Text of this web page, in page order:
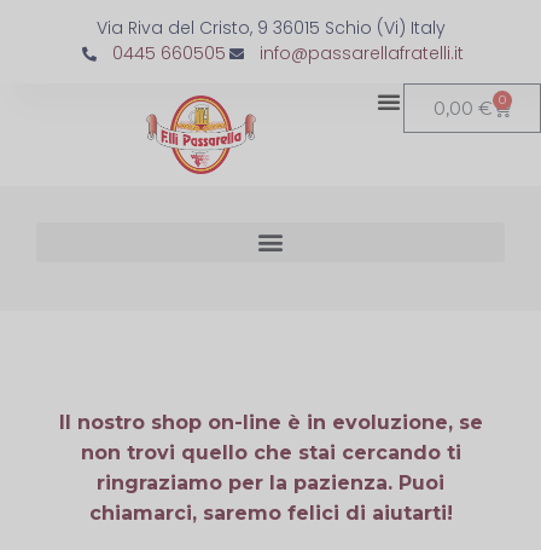
Via Riva del Cristo, 9 36015 Schio (Vi) Italy
0445 660505
info@passarellafratelli.it
0,00€ 0
Il nostro shop on-line è in evoluzione, se
non trovi quello che stai cercando ti
ringraziamo per la pazienza. Puoi
chiamarci, saremo felici di aiutarti!